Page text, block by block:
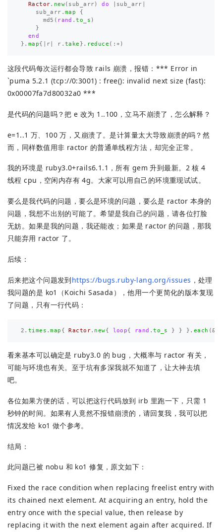
Ractor. new( sub_arr) do sub_arr
sub_arr .map
{
md5 ( rand .to_s )
}
end
}. map{ r r .take }. reduce (: +)
这段代码每次运行都会导致 rails 崩溃，报错：*** Error in
`puma 5.2.1 (tcp://0:3001) : free(): invalid next size (fast):
0x00007fa7d80032a0 ***
是代码的问题吗？把 e 改为 1..100，立马不崩溃了，怎么解释？
e=1..1 万、100 万，又崩溃了。是计算量太大导致崩溃的吗？然
而，同样数值用非 ractor 的普通单线程方法，却完全正常。
我的环境是 ruby3.0+rails6.1.1，所有 gem 升到最新。2 核 4
线程 cpu，空闲内存有 4g。大家可以用自己的环境重现试试。
要么是我代码的问题，要么是环境的问题，要么是 ractor 本身的
问题，我想不出别的可能了。希望是我自己的问题，请各位打脸
无妨。如果是我的问题，我还能改；如果是 ractor 的问题，那我
只能弃用 ractor 了。
后续：
后来把这个问题发到https://bugs.ruby-lang.org/issues ，处理
我问题的是 ko1（Koichi Sasada），他用一个更简化的版本复现
了问题，只有一行代码：
2 . times .map { Ractor. new{ loop{ rand .to_s } } }. each (&
看来基本可以确定是 ruby3.0 的 bug，大概率与 ractor 有关，
可能与环境也有关。至于坑有多深我就不知道了，让大神去填
吧。
各位如果方便的话，可以把这行代码放到 irb 里跑一下，只需 1
秒钟的时间。如果有人竟然不报错崩溃的，请回复我，我可以把
情况发给 ko1 做个参考。
结局：
此问题已被 nobu 和 ko1 修复，原文如下：
Fixed the race condition when replacing freelist entry with
its chained next element. At acquiring an entry, hold the
entry once with the special value, then release by
replacing it with the next element again after acquired. If